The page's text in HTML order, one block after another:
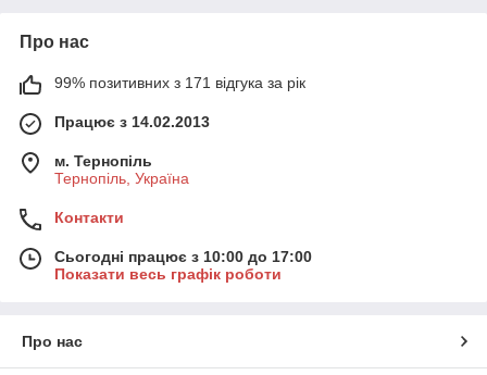
Про нас
99% позитивних з 171 відгука за рік
Працює з 14.02.2013
м. Тернопіль
Тернопіль, Україна
Контакти
Сьогодні працює з 10:00 до 17:00
Показати весь графік роботи
Про нас